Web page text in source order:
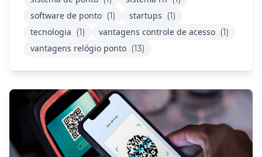
software de ponto (1) startups (1)
tecnologia (1) vantagens controle de acesso (1)
vantagens relógio ponto (13)